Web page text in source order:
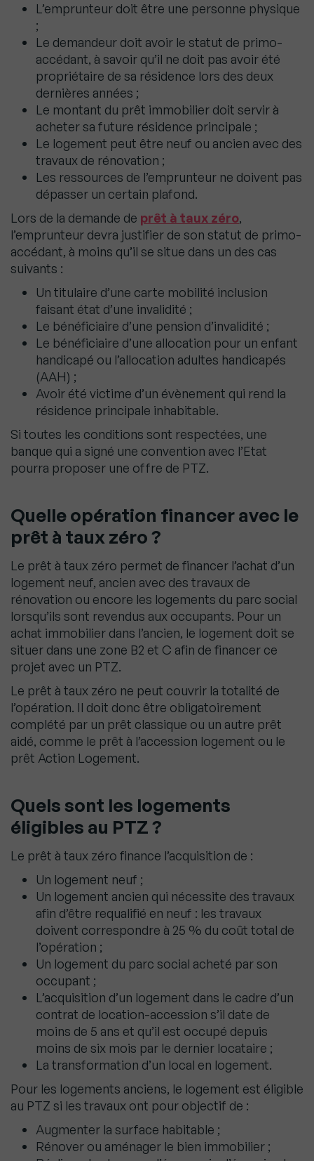
L’emprunteur doit être une personne physique
;
Le demandeur doit avoir le statut de primo-
accédant, à savoir qu’il ne doit pas avoir été
propriétaire de sa résidence lors des deux
dernières années ;
Le montant du prêt immobilier doit servir à
acheter sa future résidence principale ;
Le logement peut être neuf ou ancien avec des
travaux de rénovation ;
Les ressources de l’emprunteur ne doivent pas
dépasser un certain plafond.
Lors de la demande de prêt à taux zéro,
l’emprunteur devra justifier de son statut de primo-
accédant, à moins qu’il se situe dans un des cas
suivants :
Un titulaire d’une carte mobilité inclusion
faisant état d’une invalidité ;
Le bénéficiaire d’une pension d’invalidité ;
Le bénéficiaire d’une allocation pour un enfant
handicapé ou l’allocation adultes handicapés
(AAH) ;
Avoir été victime d’un évènement qui rend la
résidence principale inhabitable.
Si toutes les conditions sont respectées, une
banque qui a signé une convention avec l’Etat
pourra proposer une offre de PTZ.
Quelle opération financer avec le
prêt à taux zéro ?
Le prêt à taux zéro permet de financer l’achat d’un
logement neuf, ancien avec des travaux de
rénovation ou encore les logements du parc social
lorsqu’ils sont revendus aux occupants. Pour un
achat immobilier dans l’ancien, le logement doit se
situer dans une zone B2 et C afin de financer ce
projet avec un PTZ.
Le prêt à taux zéro ne peut couvrir la totalité de
l’opération. Il doit donc être obligatoirement
complété par un prêt classique ou un autre prêt
aidé, comme le prêt à l’accession logement ou le
prêt Action Logement.
Quels sont les logements
éligibles au PTZ ?
Le prêt à taux zéro finance l’acquisition de :
Un logement neuf ;
Un logement ancien qui nécessite des travaux
afin d’être requalifié en neuf : les travaux
doivent correspondre à 25 % du coût total de
l’opération ;
Un logement du parc social acheté par son
occupant ;
L’acquisition d’un logement dans le cadre d’un
contrat de location-accession s’il date de
moins de 5 ans et qu’il est occupé depuis
moins de six mois par le dernier locataire ;
La transformation d’un local en logement.
Pour les logements anciens, le logement est éligible
au PTZ si les travaux ont pour objectif de :
Augmenter la surface habitable ;
Rénover ou aménager le bien immobilier ;